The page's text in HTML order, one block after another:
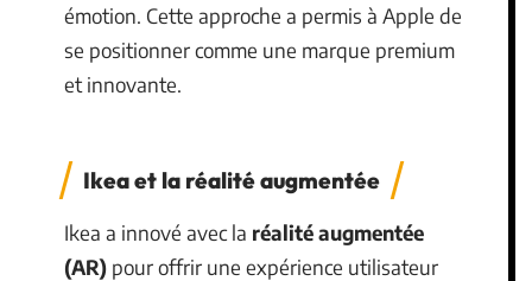
émotion. Cette approche a permis à Apple de
se positionner comme une marque premium
et innovante.
Ikea et la réalité augmentée
Ikea a innové avec la réalité augmentée
(AR) pour offrir une expérience utilisateur